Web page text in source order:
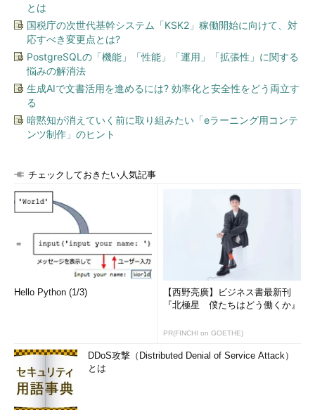
「Azure SQL Database」には、SQL Serverとのインスタンス
レベルの互換性を提供する「Managed Instance（プライベート
プレビュー）」が提供される。Managed Instanceによって、
SQL Serverと連携した既存アプリケーションからAzure SQL
Databaseへの移行がさらに容易になるとしている。併せて、
「Threat Detection」の一般提供開始と「Graph」のプレビュー
版も発表された。
「Visual Studio 2017 for Mac」の一般提供開始
Windows環境とMac環境を横断してシームレスに作業できるよう
になる。Mac版の提供とともに、Dockerツール、Azure
Functions、Xamarin.IoTサポートのプレビュー版も公開されてい
る。
Azure Service Fabric内「Windows Server Container」の一般
Windows Server Containerでは、ほぼ全てのタイプのコンテ
る。例えばVisual Studioツールと、Docker Composeの
「Service Fabric」を連携させ、Service Fabricへコンテナ化し
たアプリを展開することなどが可能になる。
「Microsoft Teams」向けアプリを開発しやすくする
とは
国税庁の次世代基幹システム「KSK2」稼働開始に向けて、対
応すべき変更点とは?
PostgreSQLの「機能」「性能」「運用」「拡張性」に関する
悩みの解消法
生成AIで文書活用を進めるには? 効率化と安全性をどう両立す
る
暗黙知が消えていく前に取り組みたい「eラーニング用コンテ
ンツ制作」のヒント
チェックしておきたい人気記事
Hello Python (1/3)
【西野亮廣】ビジネス書最新刊
『北極星 僕たちはどう働くか』
PR(FINCHI on GOETHE)
DDoS攻撃（Distributed Denial of Service Attack）
とは